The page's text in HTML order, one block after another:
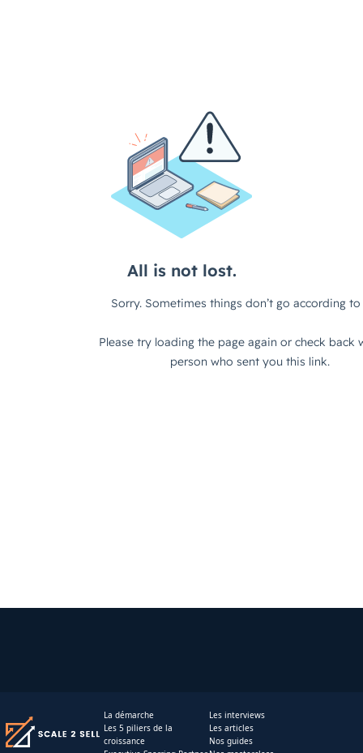
La démarche
Les 5 piliers de la
croissance
Les interviews
Les articles
Nos guides